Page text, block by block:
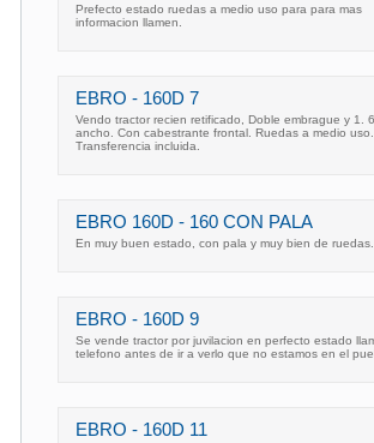
Prefecto estado ruedas a medio uso para para mas
informacion llamen.
EBRO - 160D 7
Vendo tractor recien retificado, Doble embrague y 1.
ancho. Con cabestrante frontal. Ruedas a medio uso.
Transferencia incluida.
EBRO 160D - 160 CON PALA
En muy buen estado, con pala y muy bien de ruedas.
EBRO - 160D 9
Se vende tractor por juvilacion en perfecto estado
telefono antes de ir a verlo que no estamos en el
EBRO - 160D 11